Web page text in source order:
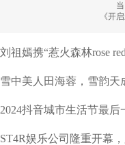
当《
《开
大型
一次
快乐
雪中美人田海蓉，雪韵天